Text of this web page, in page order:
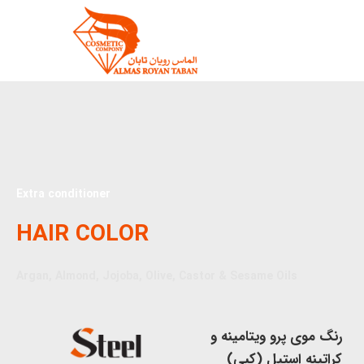
HAIR COLOR
رنگ موی پرو ویتامینه و
کراتینه استیل (کپی)